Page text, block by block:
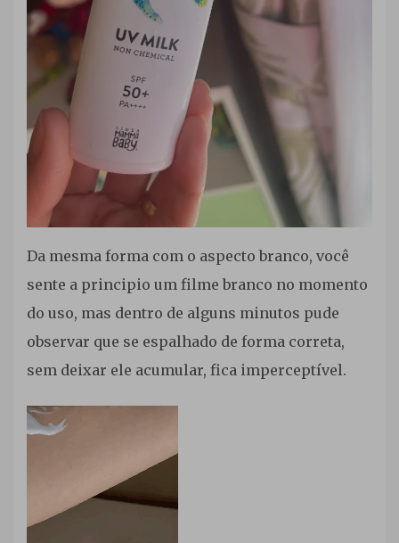
Da mesma forma com o aspecto branco, você
sente a principio um filme branco no momento
do uso, mas dentro de alguns minutos pude
observar que se espalhado de forma correta,
sem deixar ele acumular, fica imperceptível.